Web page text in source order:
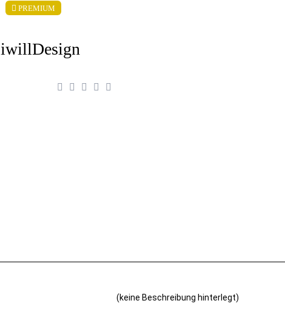
PREMIUM
iwillDesign
(keine Beschreibung hinterlegt)